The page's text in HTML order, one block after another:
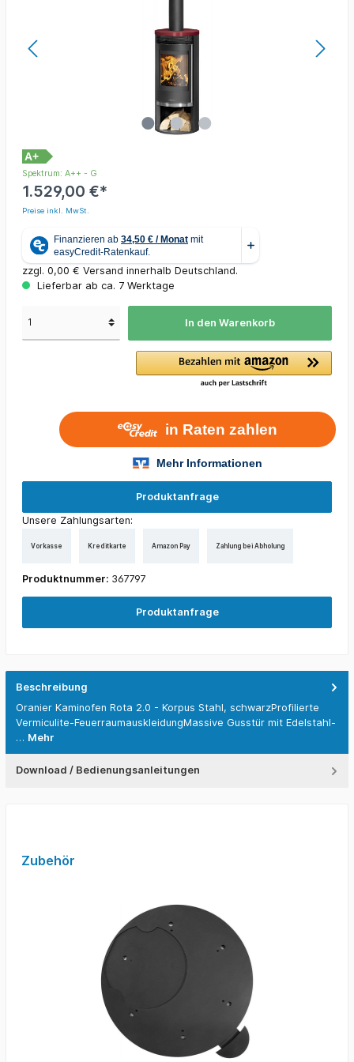
A+
Spektrum: A++ - G
1.529,00 €*
Preise inkl. MwSt.
zzgl. 0,00 € Versand innerhalb Deutschland.
Lieferbar ab ca. 7 Werktage
In den Warenkorb
Produktanfrage
Unsere Zahlungsarten:
Vorkasse Kreditkarte Amazon Pay Zahlung bei Abholung
Produktnummer: 367797
Produktanfrage
Beschreibung
Oranier Kaminofen Rota 2.0 - Korpus Stahl, schwarzProfilierte
Vermiculite-FeuerraumauskleidungMassive Gusstür mit Edelstahl-
… Mehr
Download / Bedienungsanleitungen
Zubehör